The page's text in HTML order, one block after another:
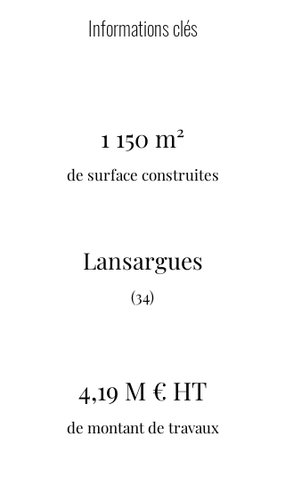
Informations clés
1 150 m²
de surface construites
Lansargues
(34)
4,19 M € HT
de montant de travaux